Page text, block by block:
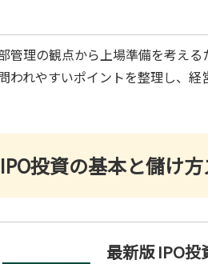
管理の観点から上場準備を考え
われやすいポイントを整理し、
投資の基本と儲け
最新版 IPO